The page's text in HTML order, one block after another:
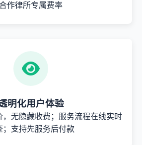
作律所专属费率
明化用户体验
，无隐藏收费；服务流程在线实时
；支持先服务后付款